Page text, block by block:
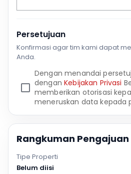
Persetujuan
Konfirmasi agar tim kami dapat
Anda.
Dengan menandai
denganKebijakan Privasi
memberikan otorisasi
meneruskan data kepada
Rangkuman Pengajuan
Tipe Properti
Belum diisi